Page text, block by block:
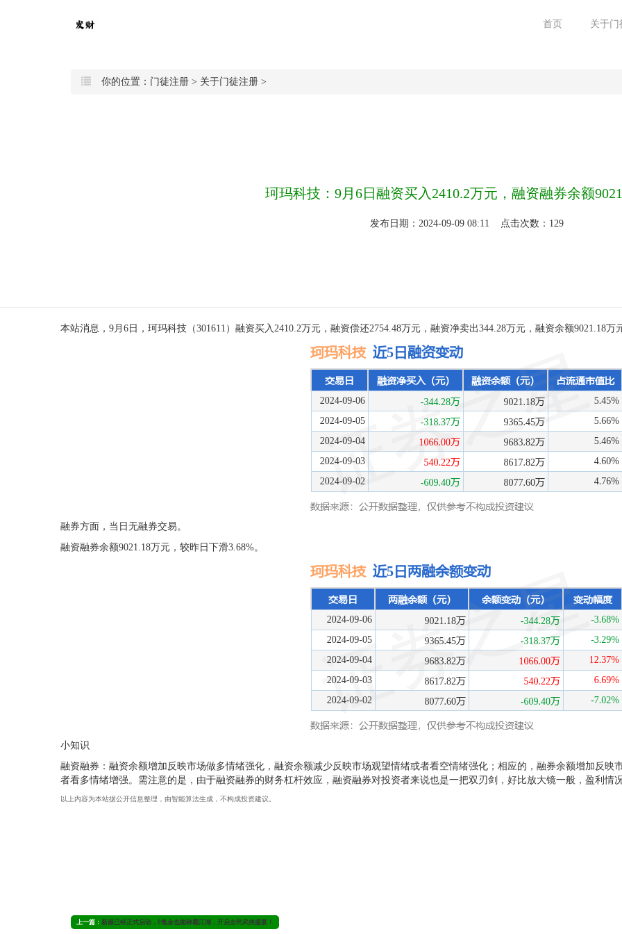
首页 关于门
你的位置： 门徒注册 > 关于门徒注册 >
珂玛科技：9月6日融资买入2410.2万元，融资融券余额
发布日期：2024-09-09 08:11 点击次数：129
本站消息，9月6日，珂玛科技（301611）融资买入2410.2万元，融资偿还2754.48万元，融资净卖出344.28万元，融资余额9021.18万
融券方面，当日无融券交易。
融资融券余额9021.18万元，较昨日下滑3.68%。
小知识
融资融券：融资余额增加反映市场做多情绪强化，融资余额减少反映市场观望情绪或者看空情绪强化；相应的，融券余额增加反
者看多情绪增强。需注意的是，由于融资融券的财务杠杆效应，融资融券对投资者来说也是一把双刃剑，好比放大镜一般，盈利情
以上内容为本站据公开信息整理，由智能算法生成，不构成投资建议。
上一篇： 新服已经正式启动，0氪金也能称霸江湖，开启全民武侠盛宴！